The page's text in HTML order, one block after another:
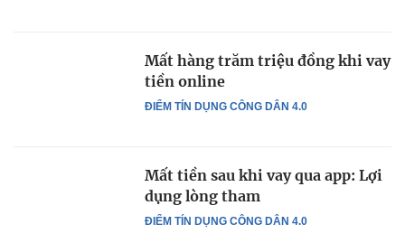
ĐIỂM TÍN DỤNG CÔNG DÂN 4.0
Mất hàng trăm triệu đồng khi vay
tiền online
ĐIỂM TÍN DỤNG CÔNG DÂN 4.0
Mất tiền sau khi vay qua app: Lợi
dụng lòng tham